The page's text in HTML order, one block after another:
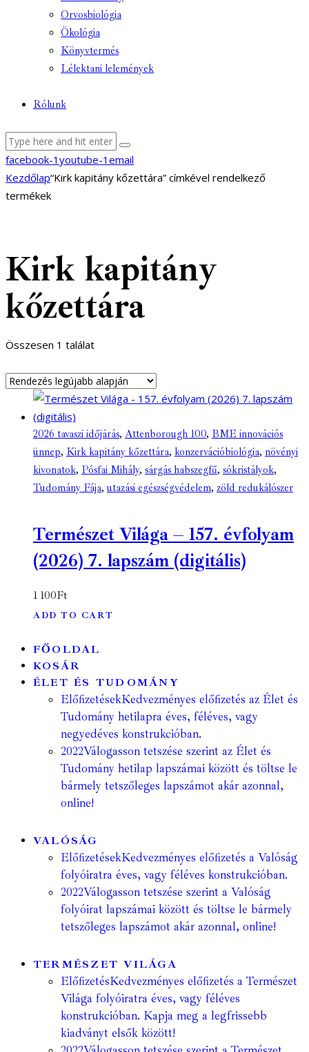
Orvosbiológia
Ökológia
Könyvtermés
Lélektani lelemények
Rólunk
facebook-1 youtube-1 email
Kezdőlap“Kirk kapitány kőzettára” címkével rendelkező
termékek
Kirk kapitány
kőzettára
Összesen 1 találat
2026 tavaszi időjárás, Attenborough 100, BME innovációs
ünnep, Kirk kapitány kőzettára, konzervációbiológia, növényi
kivonatok, Pósfai Mihály, sárgás habszegfű, sókristályok,
Tudomány Fája, utazási egészségvédelem, zöld redukálószer
Természet Világa – 157. évfolyam
(2026) 7. lapszám (digitális)
1 100Ft
ADD TO CART
FŐOLDAL
KOSÁR
ÉLET ÉS TUDOMÁNY
ElőfizetésekKedvezményes előfizetés az Élet és
Tudomány hetilapra éves, féléves, vagy
negyedéves konstrukcióban.
2022Válogasson tetszése szerint az Élet és
Tudomány hetilap lapszámai között és töltse le
bármely tetszőleges lapszámot akár azonnal,
online!
VALÓSÁG
ElőfizetésekKedvezményes előfizetés a Valóság
folyóiratra éves, vagy féléves konstrukcióban.
2022Válogasson tetszése szerint a Valóság
folyóirat lapszámai között és töltse le bármely
tetszőleges lapszámot akár azonnal, online!
TERMÉSZET VILÁGA
ElőfizetésKedvezményes előfizetés a Természet
Világa folyóiratra éves, vagy féléves
konstrukcióban. Kapja meg a legfrissebb
kiadványt elsők között!